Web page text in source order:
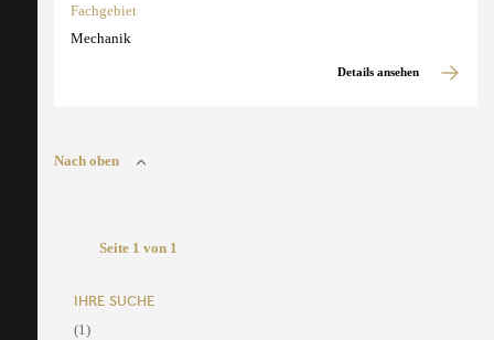
Fachgebiet
Mechanik
Details ansehen
Nach oben
Seite 1 von 1
IHRE SUCHE
(1)